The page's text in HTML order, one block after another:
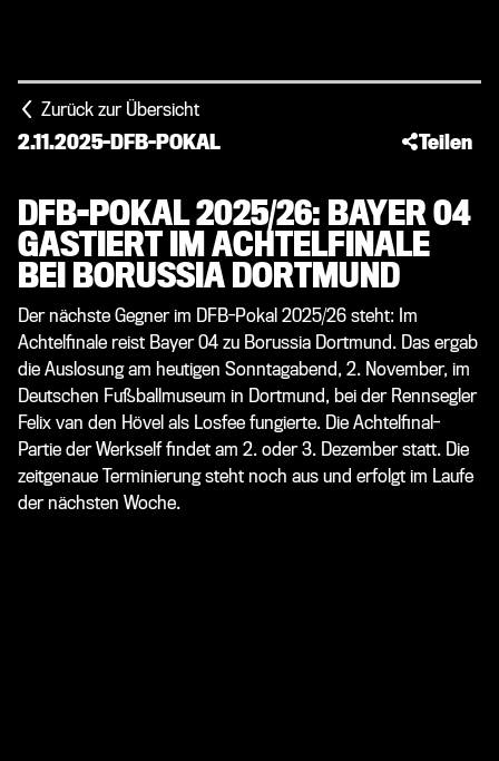
Zurück zur Übersicht
2.11.2025-DFB-POKAL Teilen
DFB-POKAL 2025/26: BAYER 04
GASTIERT IM ACHTELFINALE
BEI BORUSSIA DORTMUND
Der nächste Gegner im DFB-Pokal 2025/26 steht: Im
Achtelfinale reist Bayer 04 zu Borussia Dortmund. Das ergab
die Auslosung am heutigen Sonntagabend, 2. November, im
Deutschen Fußballmuseum in Dortmund, bei der Rennsegler
Felix van den Hövel als Losfee fungierte. Die Achtelfinal-
Partie der Werkself findet am 2. oder 3. Dezember statt. Die
zeitgenaue Terminierung steht noch aus und erfolgt im Laufe
der nächsten Woche.